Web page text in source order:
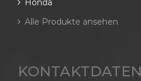
Honda
Alle Produkte ansehen
KONTAKTDATEN